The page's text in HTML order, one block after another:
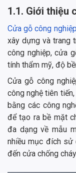
1.1. Giới thiệu
Cửa gỗ công nghiệp
xây dựng và trang
công nghiệp, cửa
tính thẩm mỹ, độ
Cửa gỗ công
công nghệ tiên
bằng các công
để tạo ra bề mặt
đa dạng về mẫu
nhiều mục đích sử
đến cửa chống